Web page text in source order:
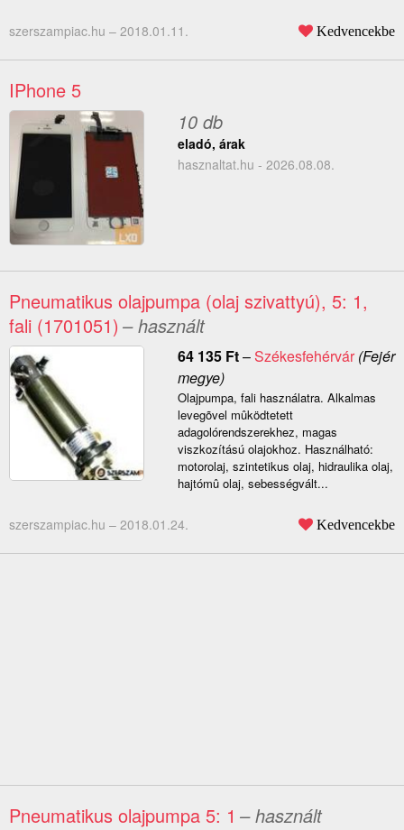
szerszampiac.hu – 2018.01.11. Kedvencekbe
IPhone 5
10 db
eladó, árak
hasznaltat.hu - 2026.08.08.
Pneumatikus olajpumpa (olaj szivattyú), 5: 1,
fali (1701051) – használt
64 135 Ft–Székesfehérvár(Fejér
megye)
Olajpumpa, fali használatra. Alkalmas
levegõvel mûködtetett
adagolórendszerekhez, magas
viszkozítású olajokhoz. Használható:
motorolaj, szintetikus olaj, hidraulika olaj,
hajtómû olaj, sebességvált...
szerszampiac.hu – 2018.01.24. Kedvencekbe
Pneumatikus olajpumpa 5: 1 – használt